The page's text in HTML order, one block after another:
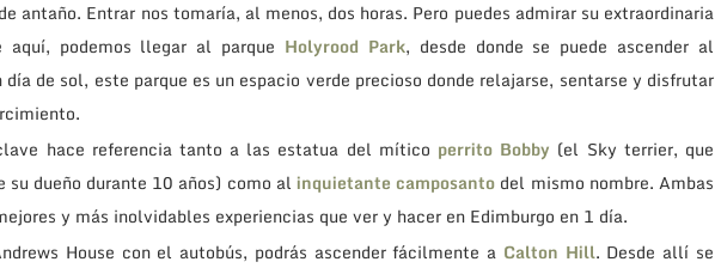
antaño. Entrar nos tomaría, al menos, dos horas. Pero puedes admirar su extraordinaria
aquí, podemos llegar al parque Holyrood Park, desde donde se puede ascender al
día de sol, este parque es un espacio verde precioso donde relajarse, sentarse y disfrutar
hace referencia tanto a las estatua del mítico perrito Bobby (el Sky terrier, que
su dueño durante 10 años) como alinquietante camposanto del mismo nombre. Ambas
y más inolvidables experiencias que ver y hacer en Edimburgo en 1 día.
House con el autobús, podrás ascender fácilmente a Calton Hill. Desde allí se